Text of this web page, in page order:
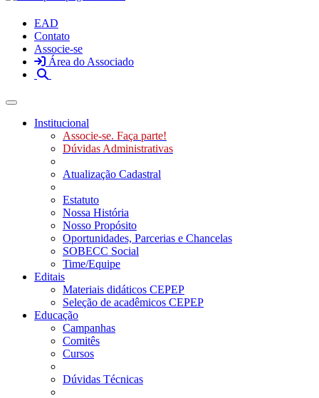
EAD
Contato
Associe-se
Área do Associado
Toggle navigation
Institucional
Associe-se. Faça parte!
Dúvidas Administrativas
Atualização Cadastral
Estatuto
Nossa História
Nosso Propósito
Oportunidades, Parcerias e Chancelas
SOBECC Social
Time/Equipe
Editais
Materiais didáticos CEPEP
Seleção de acadêmicos CEPEP
Educação
Campanhas
Comitês
Cursos
Dúvidas Técnicas